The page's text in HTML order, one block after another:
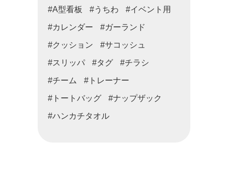
#A型看板 #うちわ #イベント用
#カレンダー #ガーランド
#クッション #サコッシュ
#スリッパ #タグ #チラシ
#チーム #トレーナー
#トートバッグ #ナップザック
#ハンカチタオル